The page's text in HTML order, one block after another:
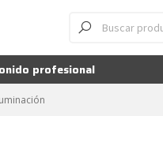
de
productos
profesional